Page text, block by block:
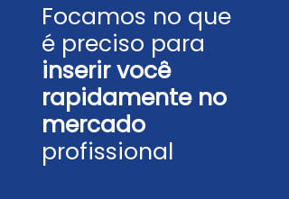
Focamos no que
é preciso para
inserir você
rapidamente no
mercado
profissional